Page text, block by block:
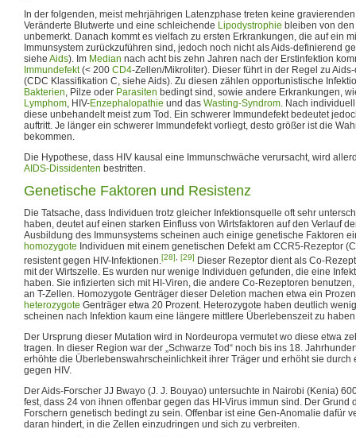
In der folgenden, meist mehrjährigen Latenzphase treten keine
Veränderte Blutwerte und eine schleichende Lipodystrophie bleiben von
unbemerkt. Danach kommt es vielfach zu ersten Erkrankungen, die auf ein
Immunsystem zurückzuführen sind, jedoch noch nicht als Aids-definierend
siehe Aids). Im Median nach acht bis zehn Jahren nach der Erstinfektion
Immundefekt(< 200 CD4-Zellen/Mikroliter). Dieser führt in der Regel zu
(CDC Klassifikation C, siehe Aids). Zu diesen zählen opportunistische
Bakterien, Pilze oder Parasiten bedingt sind, sowie andere Erkrankungen,
Lymphom, HIV-Enzephalopathie und das Wasting-Syndrom. Nach
diese unbehandelt meist zum Tod. Ein schwerer Immundefekt bedeutet
auftritt. Je länger ein schwerer Immundefekt vorliegt, desto größer ist die
bekommen.
Die Hypothese, dass HIV kausal eine Immunschwäche verursacht, wird
AIDS-Dissidenten bestritten.
Genetische Faktoren und Resistenz
Die Tatsache, dass Individuen trotz gleicher Infektionsquelle oft sehr
haben, deutet auf einen starken Einfluss von Wirtsfaktoren auf den Verlauf
Ausbildung des Immunsystems scheinen auch einige genetische Faktoren
homozygote Individuen mit einem genetischen Defekt am CCR5-Rezeptor
resistent gegen HIV-Infektionen.[28] [29] Dieser Rezeptor dient als Co-
mit der Wirtszelle. Es wurden nur wenige Individuen gefunden, die eine
haben. Sie infizierten sich mit HI-Viren, die andere Co-Rezeptoren
an T-Zellen. Homozygote Genträger dieser Deletion machen etwa ein
heterozygote Genträger etwa 20 Prozent. Heterozygote haben deutlich
scheinen nach Infektion kaum eine längere mittlere Überlebenszeit zu
Der Ursprung dieser Mutation wird in Nordeuropa vermutet wo diese etwa
tragen. In dieser Region war der „Schwarze Tod“ noch bis ins 18.
erhöhte die Überlebenswahrscheinlichkeit ihrer Träger und erhöht sie durch
gegen HIV.
Der Aids-Forscher JJ Bwayo (J. J. Bouyao) untersuchte in Nairobi (Kenia)
fest, dass 24 von ihnen offenbar gegen das HI-Virus immun sind. Der Grund
Forschern genetisch bedingt zu sein. Offenbar ist eine Gen-Anomalie dafür
daran hindert, in die Zellen einzudringen und sich zu verbreiten.